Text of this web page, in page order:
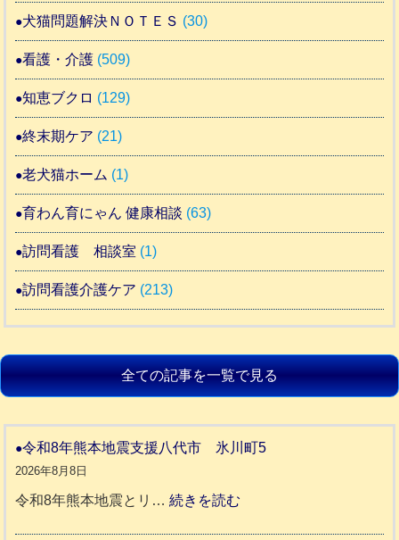
犬猫問題解決ＮＯＴＥＳ (30)
看護・介護 (509)
知恵ブクロ (129)
終末期ケア (21)
老犬猫ホーム (1)
育わん育にゃん 健康相談 (63)
訪問看護 相談室 (1)
訪問看護介護ケア (213)
全ての記事を一覧で見る
令和8年熊本地震支援八代市 氷川町5
2026年8月8日
令和8年熊本地震とリ…続きを読む